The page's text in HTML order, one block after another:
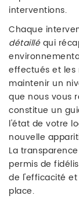
interventions.
Chaque
détailléqui
effectués et les
maintenir un
que nous vous
constitue un
l'état de votre
nouvelle
La
permis de
de l'efficacité
place.